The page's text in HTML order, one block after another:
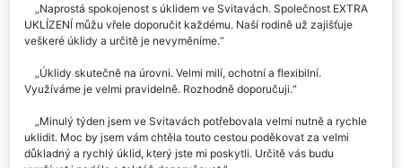
Naprostá spokojenost s úklidem ve Svitavách. Společnost EXTRA
UKLÍZENÍ můžu vřele doporučit každému. Naší rodině už zajišťuje
veškeré úklidy a určitě je nevyměníme.
Úklidy skutečně na úrovni. Velmi milí, ochotní a flexibilní.
Využíváme je velmi pravidelně. Rozhodně doporučuji.
Minulý týden jsem ve Svitavách potřebovala velmi nutně a rychle
uklidit. Moc by jsem vám chtěla touto cestou poděkovat za velmi
důkladný a rychlý úklid, který jste mi poskytli. Určitě vás budu